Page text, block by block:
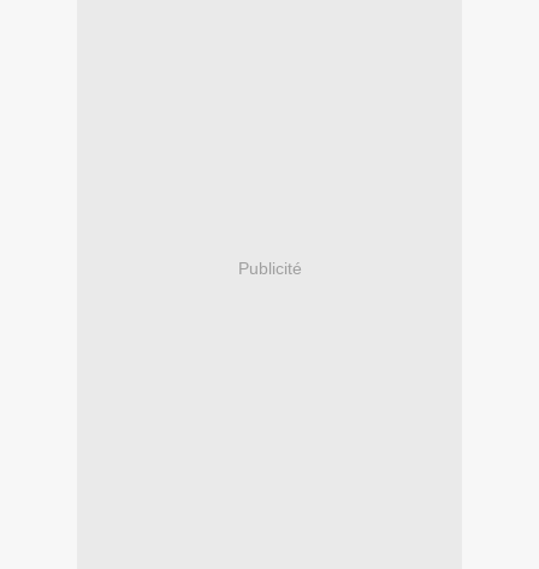
Publicité